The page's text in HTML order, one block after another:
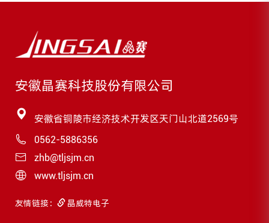
安徽晶赛科技股份有限公司
安徽省铜陵市经济技术开发区天门山北道2569号
0562-5886356
zhb@tljsjm.cn
www.tljsjm.cn
友情链接： 晶威特电子